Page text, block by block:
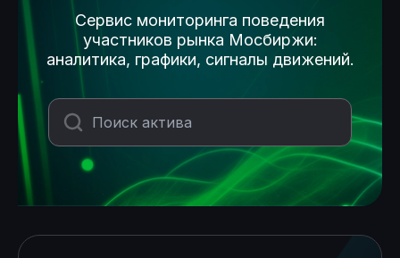
Сервис мониторинга поведения
участников рынка Мосбиржи:
аналитика, графики, сигналы движений.